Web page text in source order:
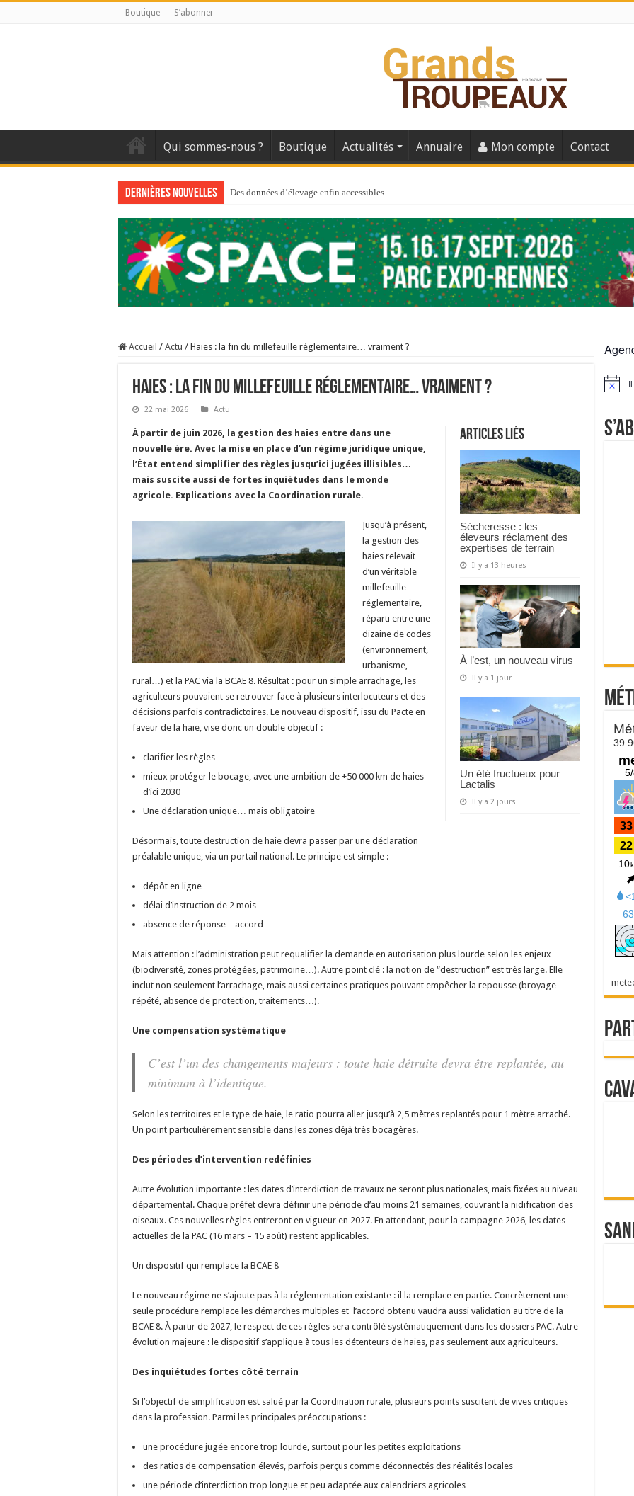
Boutique S’abonner
Qui sommes-nous ? Boutique Actualités Annuaire Mon compte Contact
Dernières nouvelles Des données d’élevage enfin accessibles
Au sommaire du premier numéro de 2025
Au sommaire de GTM 110
Aidez-nous à améliorer la santé de vos veaux !
Au sommaire de GTM 91
À l’est, un nouveau virus
Un été fructueux pour Lactalis
Les canicules freinent la collecte laitière
Accueil / Actu / Haies : la fin du millefeuille réglementaire… vraiment ?
Haies : la fin du millefeuille réglementaire… vraiment ?
22 mai 2026 Actu
Articles liés
Sécheresse : les
éleveurs réclament des
expertises de terrain
Il y a 13 heures
À l’est, un nouveau virus
Il y a 1 jour
Un été fructueux pour
Lactalis
Il y a 2 jours
À partir de juin 2026, la gestion des haies entre dans une
nouvelle ère. Avec la mise en place d’un régime juridique unique,
l’État entend simplifier des règles jusqu’ici jugées illisibles…
mais suscite aussi de fortes inquiétudes dans le monde
agricole. Explications avec la Coordination rurale.
Jusqu’à présent,
la gestion des
haies relevait
d’un véritable
millefeuille
réglementaire,
réparti entre une
dizaine de codes
(environnement,
urbanisme,
rural…) et la PAC via la BCAE 8. Résultat : pour un simple arrachage, les
agriculteurs pouvaient se retrouver face à plusieurs interlocuteurs et des
décisions parfois contradictoires. Le nouveau dispositif, issu du Pacte en
faveur de la haie, vise donc un double objectif :
clarifier les règles
mieux protéger le bocage, avec une ambition de +50 000 km de haies
d’ici 2030
Une déclaration unique… mais obligatoire
Désormais, toute destruction de haie devra passer par une déclaration
préalable unique, via un portail national. Le principe est simple :
dépôt en ligne
délai d’instruction de 2 mois
absence de réponse = accord
Mais attention : l’administration peut requalifier la demande en autorisation plus lourde selon les enjeux
(biodiversité, zones protégées, patrimoine…). Autre point clé : la notion de “destruction” est très large. Elle
inclut non seulement l’arrachage, mais aussi certaines pratiques pouvant empêcher la repousse (broyage
répété, absence de protection, traitements…).
Une compensation systématique
C’est l’un des changements majeurs : toute haie détruite devra être replantée, au
minimum à l’identique.
Selon les territoires et le type de haie, le ratio pourra aller jusqu’à 2,5 mètres replantés pour 1 mètre arraché.
Un point particulièrement sensible dans les zones déjà très bocagères.
Des périodes d’intervention redéfinies
Autre évolution importante : les dates d’interdiction de travaux ne seront plus nationales, mais fixées au niveau
départemental. Chaque préfet devra définir une période d’au moins 21 semaines, couvrant la nidification des
oiseaux. Ces nouvelles règles entreront en vigueur en 2027. En attendant, pour la campagne 2026, les dates
actuelles de la PAC (16 mars – 15 août) restent applicables.
Un dispositif qui remplace la BCAE 8
Le nouveau régime ne s’ajoute pas à la réglementation existante : il la remplace en partie. Concrètement une
seule procédure remplace les démarches multiples et l’accord obtenu vaudra aussi validation au titre de la
BCAE 8. À partir de 2027, le respect de ces règles sera contrôlé systématiquement dans les dossiers PAC. Autre
évolution majeure : le dispositif s’applique à tous les détenteurs de haies, pas seulement aux agriculteurs.
Des inquiétudes fortes côté terrain
Si l’objectif de simplification est salué par la Coordination rurale, plusieurs points suscitent de vives critiques
dans la profession. Parmi les principales préoccupations :
une procédure jugée encore trop lourde, surtout pour les petites exploitations
des ratios de compensation élevés, parfois perçus comme déconnectés des réalités locales
une période d’interdiction trop longue et peu adaptée aux calendriers agricoles
Notice